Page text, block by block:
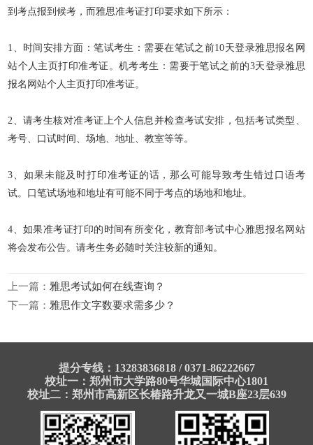
到考点报到候考，而雅思准考证打印要求如下所示：
1、时间安排方面：笔试考生：需要在笔试之前10天登录雅思报名网
站个人主页打印准考证。 机考考生：需要于笔试之前的3天登录雅思
报名网站个人主页打印准考证。
2、请考生核对准考证上个人信息并检查考试安排，包括考试类型、
考号、口试时间、场地、地址、教室等等。
3、如果未能及时打印准考证的话，那么可能导致考生错过口语考
试。口笔试场地和地址有可能不同于考点的场地和地址。
4、如果准考证打印的时间有所变化，教育部考试中心雅思报名网站
将会发布公告。请考生务必随时关注较新的通知。
上一篇： 雅思考试如何在线查询？
下一篇： 雅思作文字数要求需多少？
提分专线：13283836818 / 0371-86222667
校址一：郑州市大学路80号华城国际中心1801
校址二：郑州市高新区长椿路升龙又一城B座23层639